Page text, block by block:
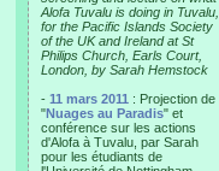
Alofa Tuvalu is doing in Tuvalu,
for the Pacific Islands Society
of the UK and Ireland at St
Philips Church, Earls Court,
London, by Sarah Hemstock
- 11 mars 2011 : Projection de
"Nuages au Paradis" et
conférence sur les actions
d'Alofa à Tuvalu, par Sarah
pour les étudiants de